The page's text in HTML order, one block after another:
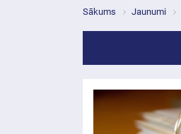
Sākums Jaunumi